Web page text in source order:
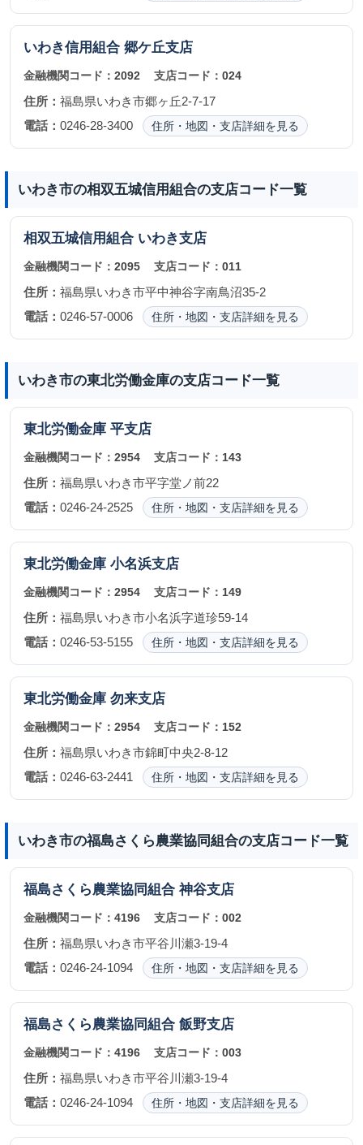
いわき信用組合 郷ケ丘支店
金融機関コード： 2092 支店コード：024
住所： 福島県いわき市郷ヶ丘2-7-17
電話： 0246-28-3400 住所・地図・支店詳細を見る
いわき市の相双五城信用組合の支店コード一覧
相双五城信用組合 いわき支店
金融機関コード： 2095 支店コード：011
住所： 福島県いわき市平中神谷字南鳥沼35-2
電話： 0246-57-0006 住所・地図・支店詳細を見る
いわき市の東北労働金庫の支店コード一覧
東北労働金庫 平支店
金融機関コード： 2954 支店コード： 143
住所： 福島県いわき市平字堂ノ前22
電話： 0246-24-2525 住所・地図・支店詳細を見る
東北労働金庫 小名浜支店
金融機関コード： 2954 支店コード： 149
住所： 福島県いわき市小名浜字道珍59-14
電話： 0246-53-5155 住所・地図・支店詳細を見る
東北労働金庫 勿来支店
金融機関コード： 2954 支店コード： 152
住所： 福島県いわき市錦町中央2-8-12
電話： 0246-63-2441 住所・地図・支店詳細を見る
いわき市の福島さくら農業協同組合の支店コード一覧
福島さくら農業協同組合 神谷支店
金融機関コード： 4196 支店コード：002
住所： 福島県いわき市平谷川瀬3-19-4
電話： 0246-24-1094 住所・地図・支店詳細を見る
福島さくら農業協同組合 飯野支店
金融機関コード： 4196 支店コード：003
住所： 福島県いわき市平谷川瀬3-19-4
電話： 0246-24-1094 住所・地図・支店詳細を見る